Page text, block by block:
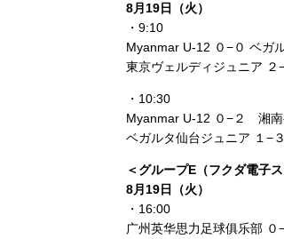
8月19日（火）
・9:10
Myanmar U‑12 ０−０ ベガ
東京ヴェルディジュニア ２
・10:30
Myanmar U‑12 ０−２ 湘南
ベガルタ仙台ジュニア １−
＜グループE（フクダ電子
8月19日（火）
・16:00
广州英华思力足球俱乐部 ０